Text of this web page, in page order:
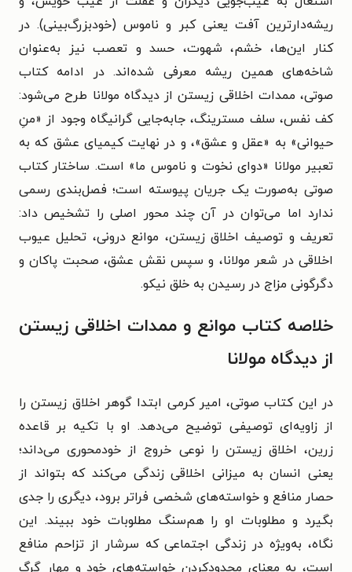
ریشه‌دارترین آفت یعنی کبر و ناموس (خودبزرگ‌بینی). در
کنار این‌ها، خشم، شهوت، حسد و تعصب نیز به‌عنوان
شاخه‌های همین ریشه معرفی شده‌اند. در ادامه کتاب
صوتی، ممدات اخلاقی زیستن از دیدگاه مولانا طرح می‌شود:
کف نفس، سلف مسترینگ، جابه‌جایی گرانیگاه وجود از «منِ
حیوانی» به «عقل و عشق»، و در نهایت کیمیای عشق که به
تعبیر مولانا «دوای نخوت و ناموس ما» است. ساختار کتاب
صوتی به‌صورت یک جریان پیوسته است؛ فصل‌بندی رسمی
ندارد اما می‌توان در آن چند محور اصلی را تشخیص داد:
تعریف و توصیف اخلاق زیستن، موانع درونی، تحلیل عیوب
اخلاقی در شعر مولانا، و سپس نقش عشق، صحبت پاکان و
دگرگونی مزاج در رسیدن به خلق نیکو.
خلاصه کتاب موانع و ممدات اخلاقی زیستن
از دیدگاه مولانا
در این کتاب صوتی، امیر کرمی ابتدا گوهر اخلاق زیستن را
از زاویه‌ای توصیفی توضیح می‌دهد. او با تکیه بر قاعده
زرین، اخلاق زیستن را نوعی خروج از خودمحوری می‌داند؛
یعنی انسان به میزانی اخلاقی زندگی می‌کند که بتواند از
حصار منافع و خواسته‌های شخصی فراتر برود، دیگری را جدی
بگیرد و مطلوبات او را هم‌سنگ مطلوبات خود ببیند. این
نگاه، به‌ویژه در زندگی اجتماعی که سرشار از تزاحم منافع
است، به معنای محدودکردن خواسته‌های خود و مهار گرگ